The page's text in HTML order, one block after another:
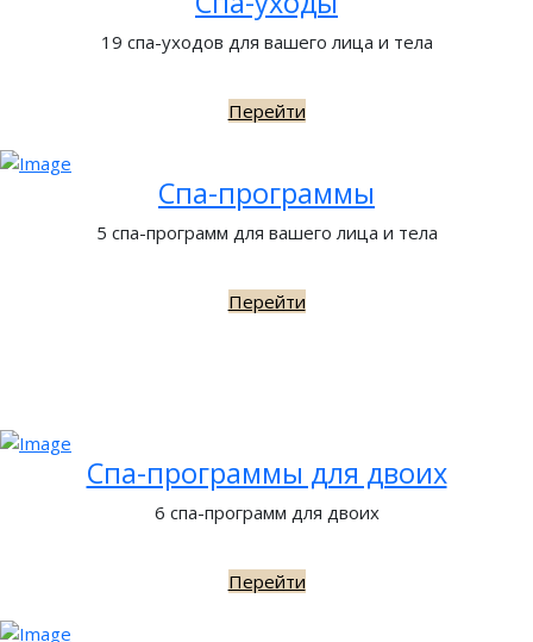
19 спа-уходов для вашего лица и тела
Перейти
Спа-программы
5 спа-программ для вашего лица и тела
Перейти
Спа-программы для двоих
6 спа-программ для двоих
Перейти